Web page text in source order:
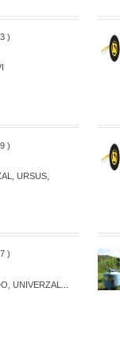
)
)
URSUS,
)
UNIVERZAL...